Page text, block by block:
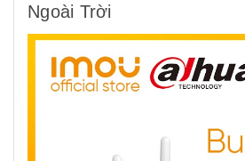
Ngoài Trời